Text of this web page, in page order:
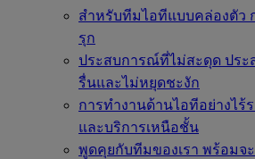
สำหรับทีมไอทีแบบคล่องตัว
รุก
ประสบการณ์ที่ไม่สะดุด ประ
รื่นและไม่หยุดชะงัก
การทำงานด้านไอทีอย่างไร้
และบริการเหนือชั้น
พูดคุยกับทีมของเรา พร้อมจ